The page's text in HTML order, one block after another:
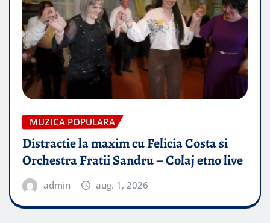
MUZICA POPULARA
Distractie la maxim cu Felicia Costa si
Orchestra Fratii Sandru – Colaj etno live
admin aug. 1, 2026